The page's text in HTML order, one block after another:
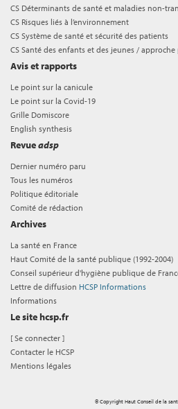
CS Déterminants de santé et maladies non-
CS Risques liés à l’environnement
CS Système de santé et sécurité des patients
CS Santé des enfants et des jeunes /
Avis et rapports
Le point sur la canicule
Le point sur la Covid-19
Grille Domiscore
English synthesis
Revueadsp
Dernier numéro paru
Tous les numéros
Politique éditoriale
Comité de rédaction
Archives
La santé en France
Haut Comité de la santé publique (1992-2004)
Conseil supérieur d'hygiène publique de
Lettre de diffusion HCSP Informations
Informations
Le site hcsp.fr
[Se connecter ]
Contacter le HCSP
Mentions légales
© Copyright Haut Conseil de la